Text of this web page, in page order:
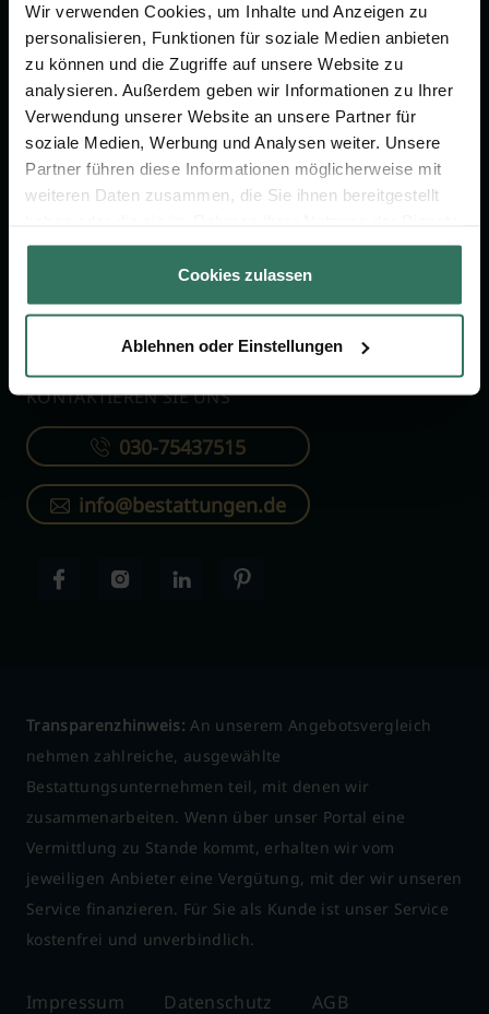
Wir verwenden Cookies, um Inhalte und Anzeigen zu
personalisieren, Funktionen für soziale Medien anbieten
zu können und die Zugriffe auf unsere Website zu
analysieren. Außerdem geben wir Informationen zu Ihrer
Verwendung unserer Website an unsere Partner für
soziale Medien, Werbung und Analysen weiter. Unsere
Partner führen diese Informationen möglicherweise mit
weiteren Daten zusammen, die Sie ihnen bereitgestellt
gesammelt haben.
Cookies zulassen
Ablehnen oder Einstellungen
FÜR SIE
Vergleich
Ratgeber
Verzeichnis
FÜR BESTATTER
Online-Portal
Kostenlos registrieren
KONTAKTIEREN SIE UNS
030-75437515
info@bestattungen.de
Transparenzhinweis: An unserem Angebotsvergleich
nehmen zahlreiche, ausgewählte
Bestattungsunternehmen teil, mit denen wir
zusammenarbeiten. Wenn über unser Portal eine
Vermittlung zu Stande kommt, erhalten wir vom
jeweiligen Anbieter eine Vergütung, mit der wir unseren
Service finanzieren. Für Sie als Kunde ist unser Service
kostenfrei und unverbindlich.
Impressum Datenschutz AGB